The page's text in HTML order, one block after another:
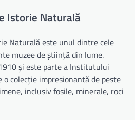
Istorie Naturală
Naturală este unul dintre cele
muzee de știință din lume.
și este parte a Institutului
colecție impresionantă de peste
inclusiv fosile, minerale, roci